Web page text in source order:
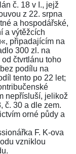
č. 18 v I., jejž
z 22. srpna
a hospodářské,
a výtěžcích
připadajícím na
300 zl. na
čtvrtlánu toho
podílu na
tento po 22 let;
nepřísluší, jelikož
č. 30 a dle zem.
orné půdy a
F. K-ova
vzniklou